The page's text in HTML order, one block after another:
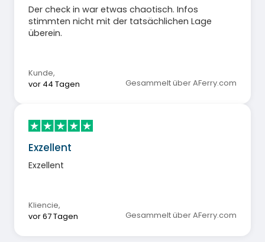
Der check in war etwas chaotisch. Infos
stimmten nicht mit der tatsächlichen Lage
überein.
Kunde,
vor 44 Tagen
Gesammelt über AFerry.com
Exzellent
Exzellent
Kliencie,
vor 67 Tagen
Gesammelt über AFerry.com